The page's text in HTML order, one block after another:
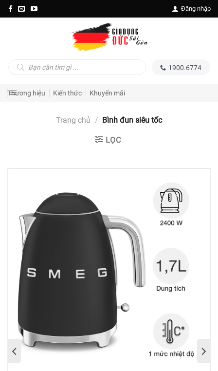
Skip
to
Đăng nhập
kiếm
1900.6774
Thương hiệu Kiến thức Khuyến mãi
Trang chủ / Bình đun siêu tốc
LỌC